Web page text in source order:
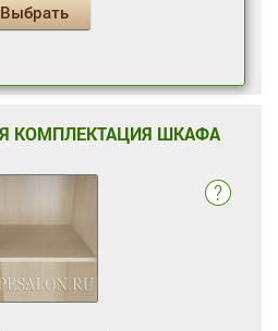
Выбрать
КОМПЛЕКТАЦИЯ ШКАФА